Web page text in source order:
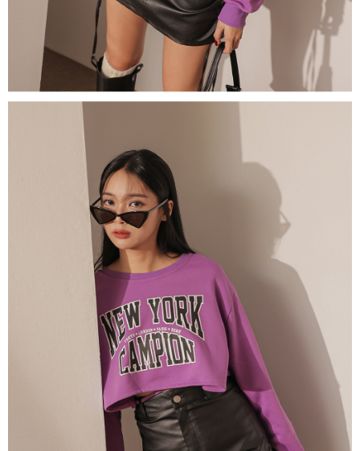
択しないでください。